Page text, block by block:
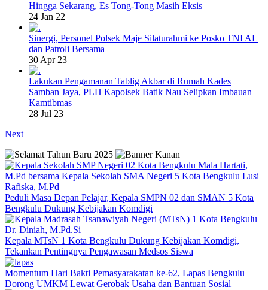
Hingga Sekarang, Es Tong-Tong Masih Eksis
24 Jan 22
Sinergi, Personel Polsek Maje Silaturahmi ke Posko TNI AL
dan Patroli Bersama
30 Apr 23
Lakukan Pengamanan Tablig Akbar di Rumah Kades
Samban Jaya, PLH Kapolsek Batik Nau Selipkan Imbauan
Kamtibmas
28 Jul 23
Next
Peduli Masa Depan Pelajar, Kepala SMPN 02 dan SMAN 5 Kota
Bengkulu Dukung Kebijakan Komdigi
Kepala MTsN 1 Kota Bengkulu Dukung Kebijakan Komdigi,
Tekankan Pentingnya Pengawasan Medsos Siswa
Momentum Hari Bakti Pemasyarakatan ke-62, Lapas Bengkulu
Dorong UMKM Lewat Gerobak Usaha dan Bantuan Sosial